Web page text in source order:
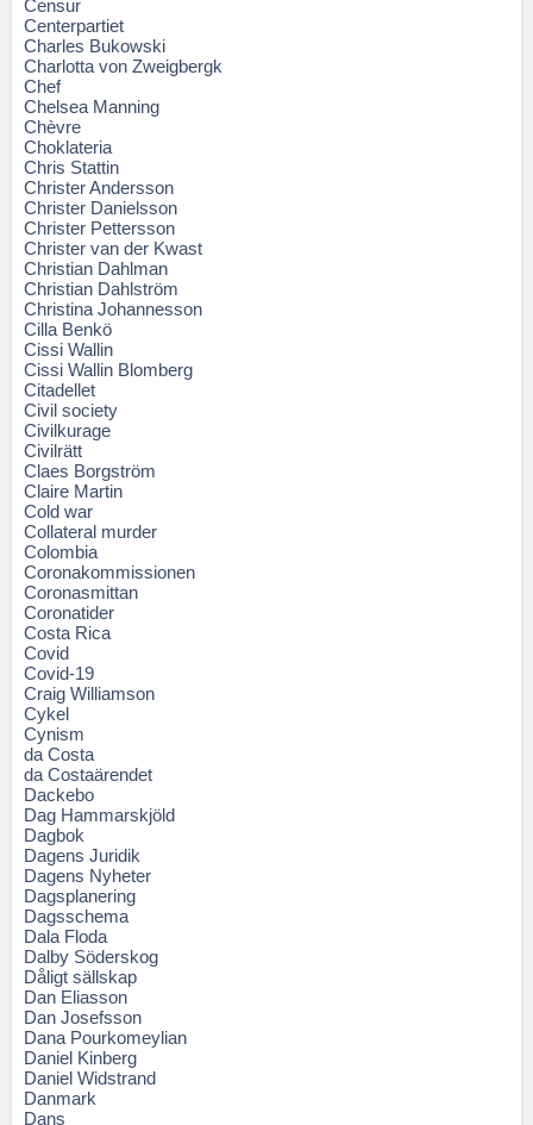
Censur
Centerpartiet
Charles Bukowski
Charlotta von Zweigbergk
Chef
Chelsea Manning
Chèvre
Choklateria
Chris Stattin
Christer Andersson
Christer Danielsson
Christer Pettersson
Christer van der Kwast
Christian Dahlman
Christian Dahlström
Christina Johannesson
Cilla Benkö
Cissi Wallin
Cissi Wallin Blomberg
Citadellet
Civil society
Civilkurage
Civilrätt
Claes Borgström
Claire Martin
Cold war
Collateral murder
Colombia
Coronakommissionen
Coronasmittan
Coronatider
Costa Rica
Covid
Covid-19
Craig Williamson
Cykel
Cynism
da Costa
da Costaärendet
Dackebo
Dag Hammarskjöld
Dagbok
Dagens Juridik
Dagens Nyheter
Dagsplanering
Dagsschema
Dala Floda
Dalby Söderskog
Dåligt sällskap
Dan Eliasson
Dan Josefsson
Dana Pourkomeylian
Daniel Kinberg
Daniel Widstrand
Danmark
Dans